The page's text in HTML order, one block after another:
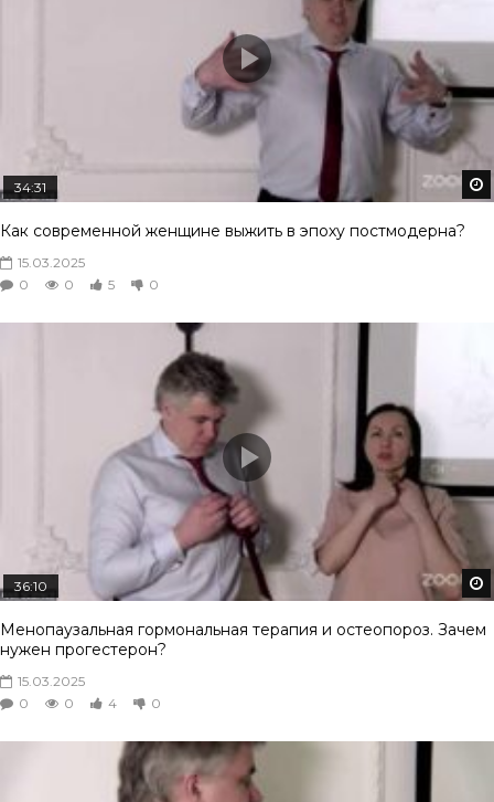
34:31
Как современной женщине выжить в эпоху постмодерна?
15.03.2025
0
0 5 0
36:10
Менопаузальная гормональная терапия и остеопороз. Зачем
нужен прогестерон?
15.03.2025
0
0 4 0